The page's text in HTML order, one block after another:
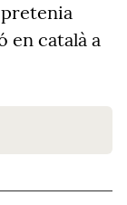
en català a